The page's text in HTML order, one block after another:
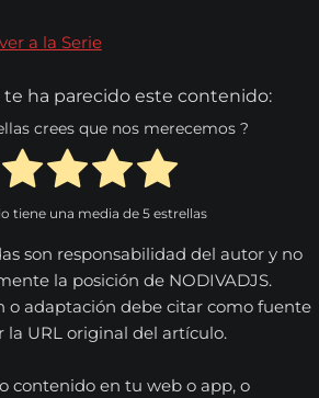
a la Serie
ha parecido este contenido:
crees que nos merecemos ?
tiene una media de5 estrellas
son responsabilidad del autor y no
la posición de NODIVADJS.
o adaptación debe citar como fuente
la URL original del artículo.
contenido en tu web o app, o